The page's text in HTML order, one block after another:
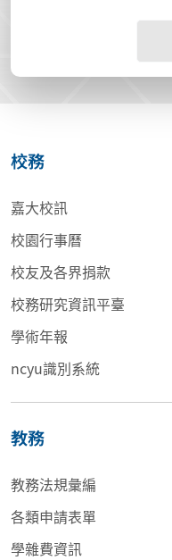
校務
嘉大校訊
校園行事曆
校友及各界捐款
校務研究資訊平臺
學術年報
ncyu識別系統
教務
教務法規彙編
各類申請表單
學雜費資訊